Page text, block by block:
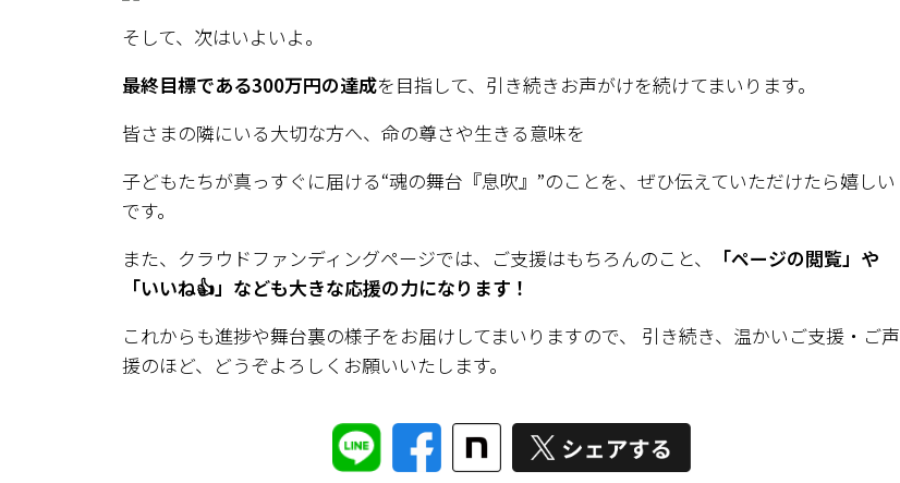
そして、次はいよいよ。
最終目標である300万円の達成を目指して、引き続きお声がけを続けてまいります。
皆さまの隣にいる大切な方へ、命の尊さや生きる意味を――
子どもたちが真っすぐに届ける“魂の舞台『息吹』”のことを、ぜひ伝えていただけたら嬉しい
です。
また、クラウドファンディングページでは、ご支援はもちろんのこと、
「ページの閲覧」や
「いいね👍」なども大きな応援の力になります！
これからも進捗や舞台裏の様子をお届けしてまいりますので、 引き続き、温かいご支援・ご声
援のほど、どうぞよろしくお願いいたします。